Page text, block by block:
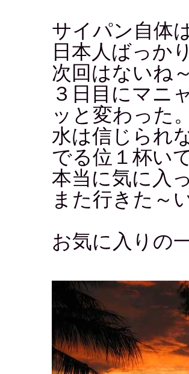
サイパン自体
日本人ばっか
次回はないね
３日目にマニ
ッと変わった。
水は信じられ
でる位１杯い
本当に気に入
また行きた～
お気に入りの